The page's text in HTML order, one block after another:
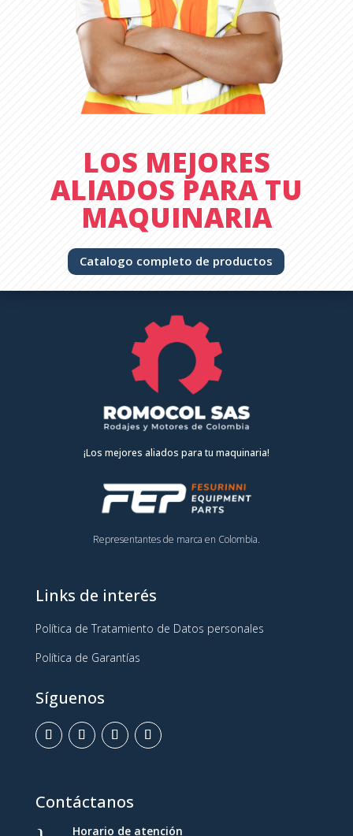
LOS MEJORES
ALIADOS PARA TU
MAQUINARIA
Catalogo completo de productos
¡Los mejores aliados para tu maquinaria!
Representantes de marca en Colombia.
Links de interés
Política de Tratamiento de Datos personales
Política de Garantías
Síguenos
Contáctanos
Horario de atención